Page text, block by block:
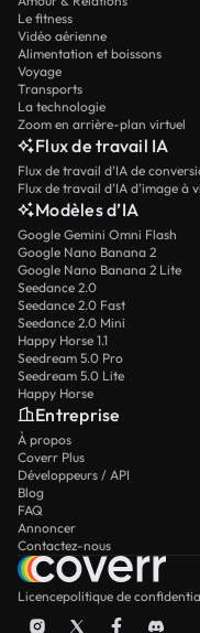
Le fitness
Vidéo aérienne
Alimentation et boissons
Voyage
Transports
La technologie
Zoom en arrière-plan virtuel
Flux de travail IA
Flux de travail d’IA de
Flux de travail d’IA d’image à
Modèles d’IA
Google Gemini Omni Flash
Google Nano Banana 2
Google Nano Banana 2 Lite
Seedance 2.0
Seedance 2.0 Fast
Seedance 2.0 Mini
Happy Horse 1.1
Seedream 5.0 Pro
Seedream 5.0 Lite
Happy Horse
Entreprise
À propos
Coverr Plus
Développeurs / API
Blog
FAQ
Annoncer
Contactez-nous
Licencepolitique de